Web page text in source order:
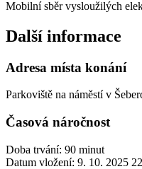
Mobilní sběr vysloužilých
Další informace
Adresa místa konání
Parkoviště na náměstí v
Časová náročnost
Doba trvání: 90 minut
Datum vložení: 9. 10. 2025